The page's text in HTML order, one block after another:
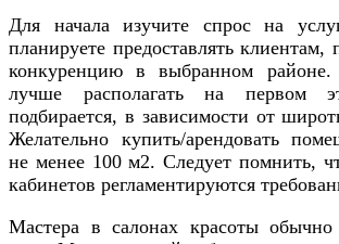
Для начала изучите спрос на
планируете предоставлять клиентам,
конкуренцию в выбранном
лучше располагать на первом
подбирается, в зависимости от
Желательно купить/арендовать
не менее 100 м2. Следует помнить,
кабинетов регламентируются
Мастера в салонах красоты обычно